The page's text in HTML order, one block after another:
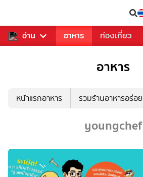
อ่าน
รวงการเพลง อาหาร ท่องเที่ยว
อาหาร
หน้าแรกอาหาร รวมร้านอาหารอร่อย
youngchef